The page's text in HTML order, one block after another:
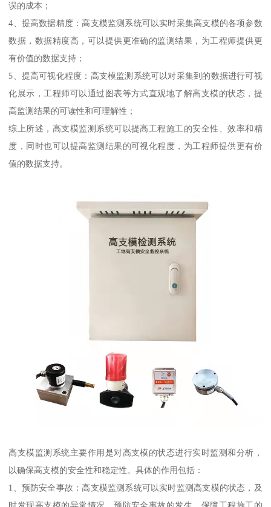
误的成本；
4、提高数据精度：高支模监测系统可以实时采集高支模的各项参数
数据，数据精度高，可以提供更准确的监测结果，为工程师提供更
有价值的数据支持；
5、提高可视化程度：高支模监测系统可以对采集到的数据进行可视
化展示，工程师可以通过图表等方式直观地了解高支模的状态，提
高监测结果的可读性和可理解性；
综上所述，高支模监测系统可以提高工程施工的安全性、效率和精
度，同时也可以提高监测结果的可视化程度，为工程师提供更有价
值的数据支持。
高支模监测系统主要作用是对高支模的状态进行实时监测和分析，
以确保高支模的安全性和稳定性。具体的作用包括：
1、预防安全事故：高支模监测系统可以实时监测高支模的状态，及